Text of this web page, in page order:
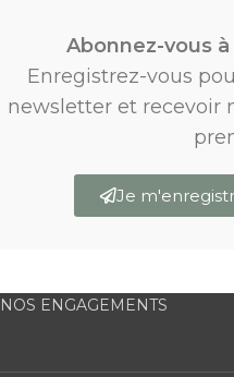
Abonnez-vous
Enregistrez-vous
newsletter et recevoir
Je
NOS ENGAGEMENTS